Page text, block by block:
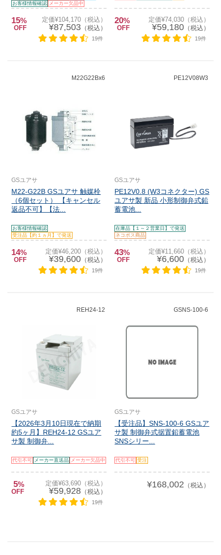
お客様情報確認
メーカー欠品中
15%
OFF
定価¥104,170（税込）
¥87,503（税込）
19件
20%
OFF
定価¥74,030（税込）
¥59,180（税込）
19件
M22G22Bx6
GSユアサ
M22-G22B GSユアサ 触媒栓
（6個セット） 【キャンセル
返品不可】【法...
お客様情報確認
受注品【約１ヵ月】で発送
14%
OFF
定価¥46,200（税込）
¥39,600（税込）
19件
PE12V08W3
GSユアサ
PE12V0.8 (W3コネクター) GS
ユアサ製 新品 小形制御弁式鉛
蓄電池...
在庫品【１～２営業日】で発送
ネコポス商品
43%
OFF
定価¥11,660（税込）
¥6,600（税込）
19件
REH24-12
GSユアサ
【2026年3月10日現在で納期
約5ヶ月】REH24-12 GSユア
サ製 制御弁...
代引不可 メーカー直送品 メーカー欠品中
5%
OFF
定価¥63,690（税込）
¥59,928（税込）
19件
GSNS-100-6
GSユアサ
【受注品】SNS-100-6 GSユア
サ製 制御弁式据置鉛蓄電池
SNSシリー...
代引不可 受注
¥168,002 （税込）